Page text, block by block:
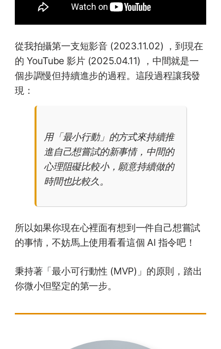
從我拍攝第一支短影音 (2023.11.02) ，到現在
的 YouTube 影片 (2025.04.11) ，中間就是一
個步調慢但持續進步的過程。這段過程讓我發
現：
用「最小行動」的方式來持續推
進自己想嘗試的新事情，中間的
心理阻礙比較小，願意持續做的
時間也比較久。
所以如果你現在心裡面有想到一件自己想嘗試
的事情，不妨馬上使用看看這個 AI 指令吧！
秉持著「最小可行動性 (MVP)」的原則，踏出
你微小但堅定的第一步。